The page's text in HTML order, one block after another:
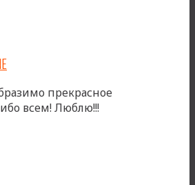
прекрасное
всем! Люблю!!!